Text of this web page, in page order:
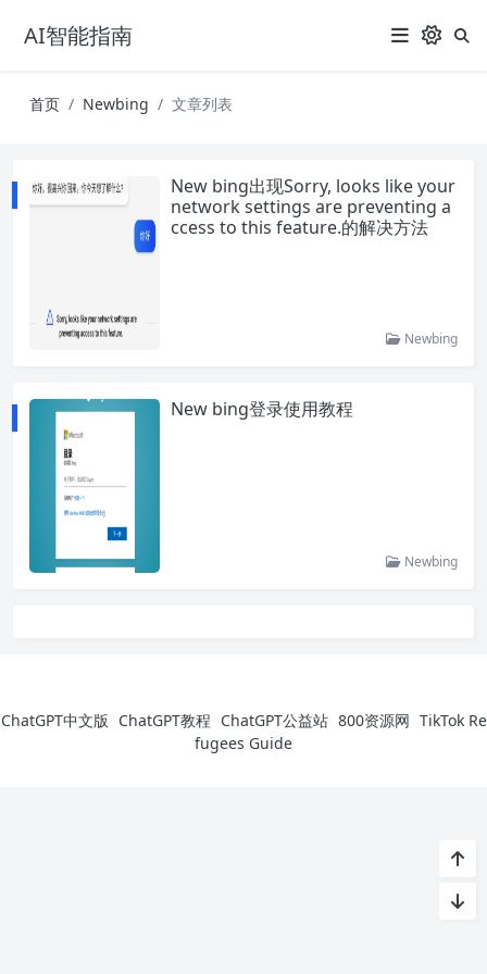
AI智能指南
首页 Newbing 文章列表
New bing出现Sorry, looks like your
network settings are preventing a
ccess to this feature.的解决方法
Newbing
New bing登录使用教程
Newbing
ChatGPT中文版 ChatGPT教程 ChatGPT公益站 800资源网 TikTok Re
fugees Guide